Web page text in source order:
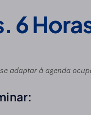
6
adaptar à agenda